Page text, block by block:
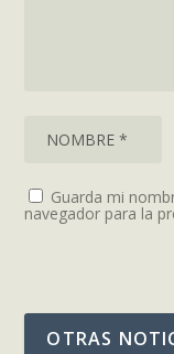
Guarda mi
navegador para la
OTRAS